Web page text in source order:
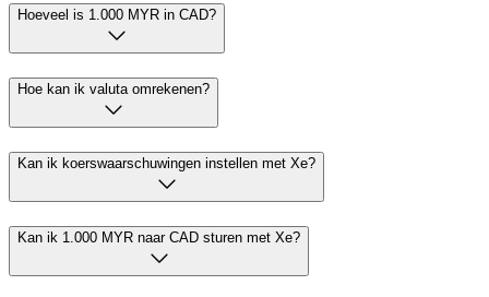
Hoeveel is 1.000 MYR in CAD?
Hoe kan ik valuta omrekenen?
Kan ik koerswaarschuwingen instellen met Xe?
Kan ik 1.000 MYR naar CAD sturen met Xe?